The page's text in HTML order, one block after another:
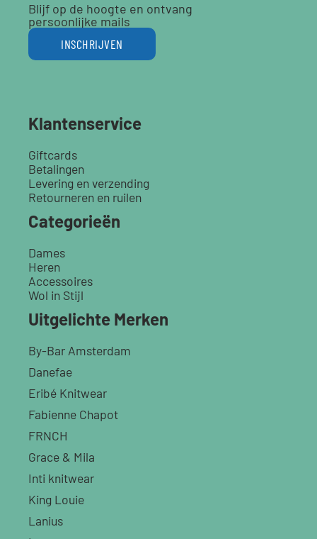
Blijf op de hoogte en ontvang
persoonlijke mails
INSCHRIJVEN
Klantenservice
Giftcards
Betalingen
Levering en verzending
Retourneren en ruilen
Categorieën
Dames
Heren
Accessoires
Wol in Stijl
Uitgelichte Merken
By-Bar Amsterdam
Danefae
Eribé Knitwear
Fabienne Chapot
FRNCH
Grace & Mila
Inti knitwear
King Louie
Lanius